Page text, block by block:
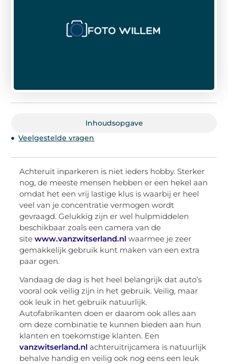
Inhoudsopgave
Veelgestelde vragen
Achteruit inparkeren is niet ieders hobby. Sterker
nog, de meeste mensen hebben er een hekel aan
omdat het een vrij lastige klus is waarbij er heel
veel van je concentratie vermogen wordt
gevraagd. Gelukkig zijn er wel hulpmiddelen
beschikbaar zoals een camera van de
sitewww.vanzwitserland.nl waarmee je zeer
gemakkelijk gebruik kunt maken van een extra
paar ogen.
Vandaag de dag is het heel belangrijk dat auto’s
vooral ook veilig zijn in het gebruik. Veilig, maar
ook leuk in het gebruik natuurlijk.
Autofabrikanten doen er daarom ook alles aan
om deze combinatie te kunnen bieden aan hun
klanten en toekomstige klanten. Een
vanzwitserland.nl achteruitrijcamera is natuurlijk
behalve handig en veilig ook nog eens een leuk